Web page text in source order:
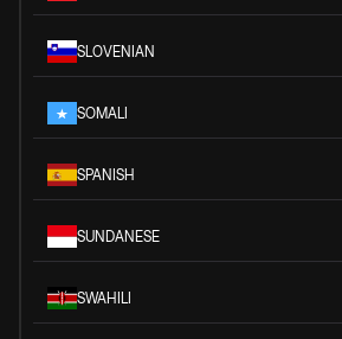
SLOVENIAN
SOMALI
SPANISH
SUNDANESE
SWAHILI